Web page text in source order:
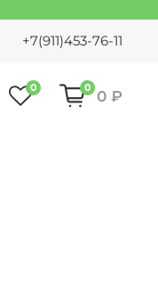
+7(911)453-76-11
0 0 0 ₽